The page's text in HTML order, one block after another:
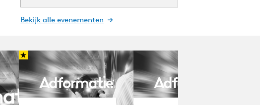
Bekijk alle evenementen